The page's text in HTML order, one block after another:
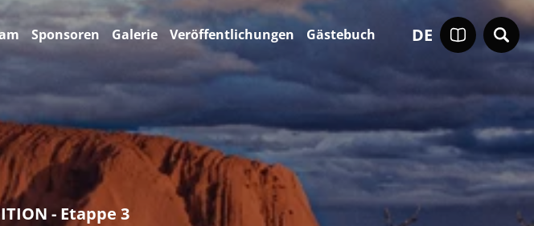
DE
Sponsoren Galerie Veröffentlichungen Gästebuch
- Etappe 3